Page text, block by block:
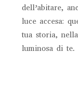
dell’abitare,
luce accesa:
tua storia,
luminosa di te.